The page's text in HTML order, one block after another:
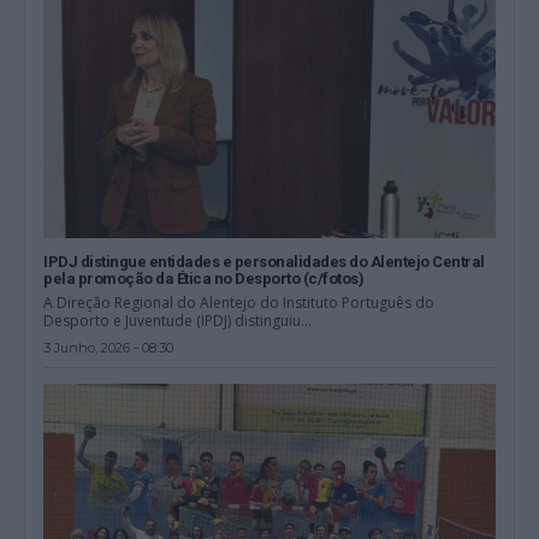
IPDJ distingue entidades e personalidades do Alentejo Central
pela promoção da Ética no Desporto (c/fotos)
A Direção Regional do Alentejo do Instituto Português do
Desporto e Juventude (IPDJ) distinguiu...
3 Junho, 2026 - 08:30